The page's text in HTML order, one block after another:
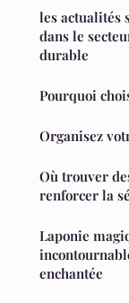
les actualités
dans le
durable
Pourquoi
Organisez
Où trouver
renforcer la
Laponie
enchantée